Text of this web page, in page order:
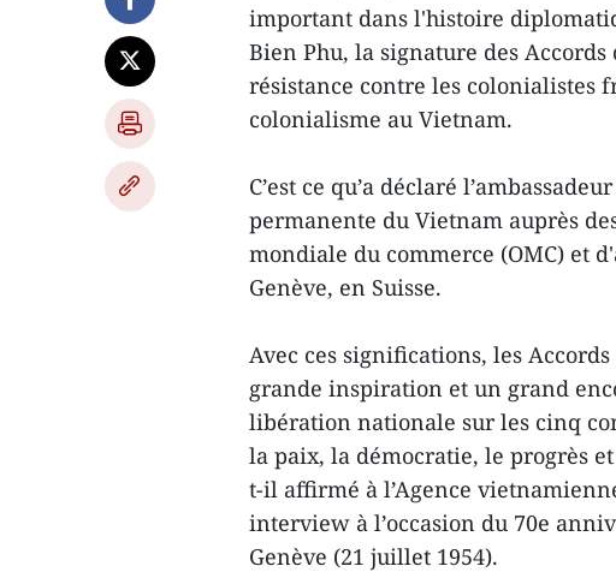
important dans l'histoire
Bien Phu, la signature des
résistance contre les colonialistes
colonialisme au Vietnam.
C’est ce qu’a déclaré
permanente du Vietnam auprès
mondiale du commerce (OMC) et
Genève, en Suisse.
Avec ces significations, les
grande inspiration et un grand
libération nationale sur les cinq
la paix, la démocratie, le progrès
t-il affirmé à l’Agence
interview à l’occasion du 70e
Genève (21 juillet 1954).